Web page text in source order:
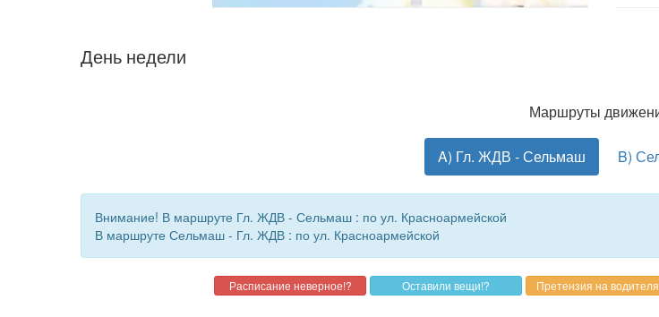
День недели
Маршруты
A) Гл. ЖДВ - Сельмаш B)
Внимание! В маршруте Гл. ЖДВ - Сельмаш : по ул. Красноармейской
В маршруте Сельмаш - Гл. ЖДВ : по ул. Красноармейской